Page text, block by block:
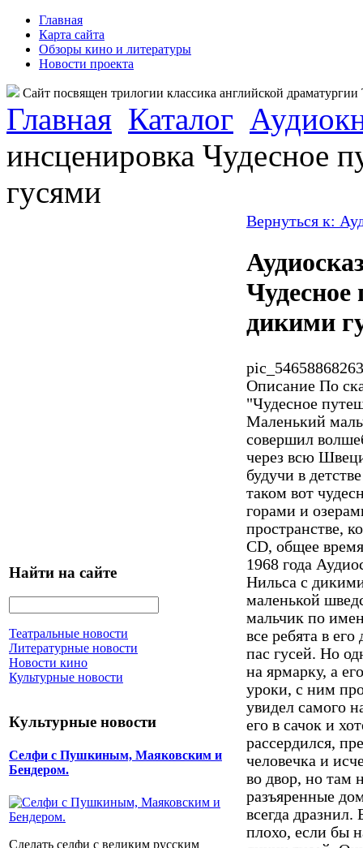
Главная
Карта сайта
Обзоры кино и литературы
Новости проекта
Сайт посвящен трилогии классика английской
Главная Каталог
инсценировка Чудесное
гусями
Найти на сайте
Театральные новости
Литературные новости
Новости кино
Культурные новости
Культурные новости
Селфи с Пушкиным, Маяковским и
Бендером.
Сделать селфи с великим русским
Вернуться к:
Чудесное
дикими
Описание По
"Чудесное
Маленький
совершил
через всю
будучи в
таком вот
горами и
пространстве,
CD, общее
1968 года
Нильса с
маленькой
мальчик по
все ребята в
пас гусей. Но
на ярмарку, а
уроки, с ним
увидел самого
его в сачок и
рассердился,
человечка и
во двор, но там
разъяренные
всегда
плохо, если бы